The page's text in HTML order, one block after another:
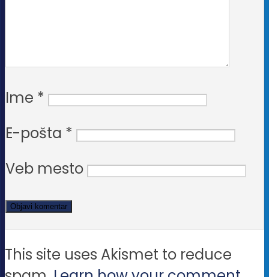
Ime *
E-pošta *
Veb mesto
This site uses Akismet to reduce